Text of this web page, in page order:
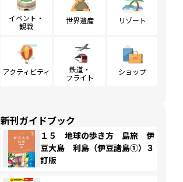
イベント・
観戦
世界遺産 リゾート
アクティビティ
鉄道・
フライト
ショップ
新刊ガイドブック
１５ 地球の歩き方 島旅 伊
豆大島 利島（伊豆諸島①）３
訂版